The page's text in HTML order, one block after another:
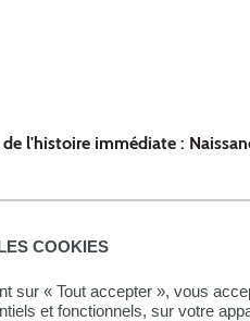
COOKIES
sur « Tout accepter », vous
et fonctionnels, sur votre
l'histoire immédiate :